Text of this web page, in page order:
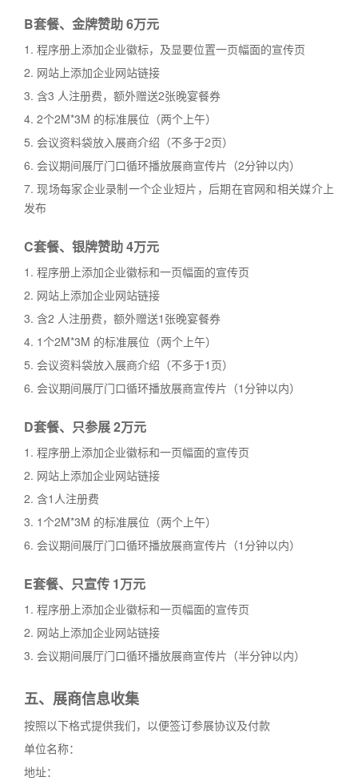
B套餐、金牌赞助 6万元
1. 程序册上添加企业徽标，及显要位置一页幅面的宣传页
2. 网站上添加企业网站链接
3. 含3 人注册费，额外赠送2张晚宴餐券
4. 2个2M*3M 的标准展位（两个上午）
5. 会议资料袋放入展商介绍（不多于2页）
6. 会议期间展厅门口循环播放展商宣传片（2分钟以内）
7. 现场每家企业录制一个企业短片，后期在官网和相关媒介上
发布
C套餐、银牌赞助 4万元
1. 程序册上添加企业徽标和一页幅面的宣传页
2. 网站上添加企业网站链接
3. 含2 人注册费，额外赠送1张晚宴餐券
4. 1个2M*3M 的标准展位（两个上午）
5. 会议资料袋放入展商介绍（不多于1页）
6. 会议期间展厅门口循环播放展商宣传片（1分钟以内）
D套餐、只参展 2万元
1. 程序册上添加企业徽标和一页幅面的宣传页
2. 网站上添加企业网站链接
2. 含1人注册费
3. 1个2M*3M 的标准展位（两个上午）
6. 会议期间展厅门口循环播放展商宣传片（1分钟以内）
E套餐、只宣传 1万元
1. 程序册上添加企业徽标和一页幅面的宣传页
2. 网站上添加企业网站链接
3. 会议期间展厅门口循环播放展商宣传片（半分钟以内）
五、展商信息收集
按照以下格式提供我们，以便签订参展协议及付款
单位名称：
地址：